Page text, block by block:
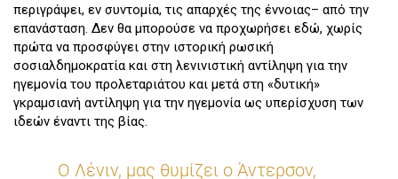
περιγράψει, εν συντομία, τις απαρχές της έννοιας– από την
επανάσταση. Δεν θα μπορούσε να προχωρήσει εδώ, χωρίς
πρώτα να προσφύγει στην ιστορική ρωσική
σοσιαλδημοκρατία και στη λενινιστική αντίληψη για την
ηγεμονία του προλεταριάτου και μετά στη «δυτική»
γκραμσιανή αντίληψη για την ηγεμονία ως υπερίσχυση των
ιδεών έναντι της βίας.
Ο Λένιν, μας θυμίζει ο Άντερσον,